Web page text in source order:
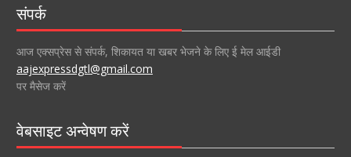
संपर्क
आज एक्सप्रेस से संपर्क, शिकायत या खबर भेजने के लिए ई मेल आईडी
aajexpressdgtl@gmail.com
पर मैसेज करें
वेबसाइट अन्वेषण करें